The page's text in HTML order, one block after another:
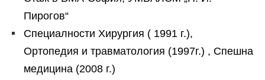
Пирогов“
Специалности Хирургия ( 1991 г.),
Ортопедия и травматология (1997г.) , Спешна
медицина (2008 г.)